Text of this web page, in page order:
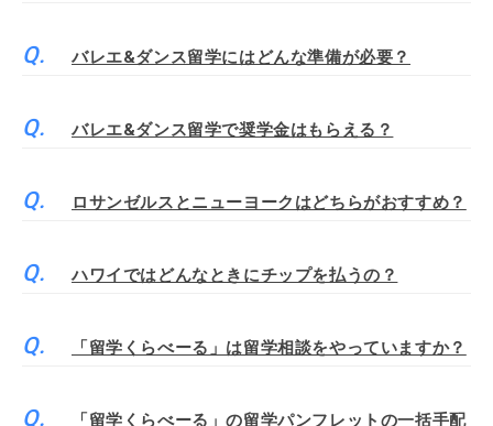
バレエ&ダンス留学にはどんな準備が必要？
バレエ&ダンス留学で奨学金はもらえる？
ロサンゼルスとニューヨークはどちらがおすすめ？
ハワイではどんなときにチップを払うの？
「留学くらべーる」は留学相談をやっていますか？
「留学くらべーる」の留学パンフレットの一括手配